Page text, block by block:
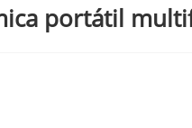
portátil